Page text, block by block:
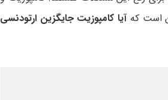
است که آیا کامپوزیت جایگزین ارتودنسی